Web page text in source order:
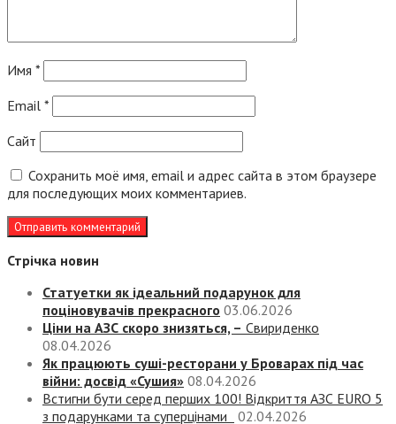
Имя *
Email *
Сайт
Сохранить моё имя, email и адрес сайта в этом браузере
для последующих моих комментариев.
Стрічка новин
Статуетки як ідеальний подарунок для
поціновувачів прекрасного 03.06.2026
Ціни на АЗС скоро знизяться, – Свириденко
08.04.2026
Як працюють суші-ресторани у Броварах під час
війни: досвід «Сушия» 08.04.2026
Встигни бути серед перших 100! Відкриття АЗС EURO 5
з подарунками та суперцінами
02.04.2026